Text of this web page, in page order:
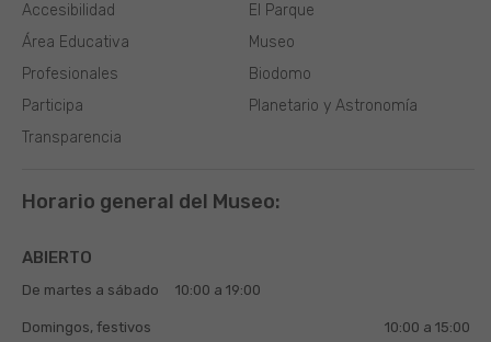
El Parque
Museo
Biodomo
Planetario y Astronomía
Área Educativa
Profesionales
Participa
Transparencia
Accesibilidad
Horario general del Museo:
ABIERTO
De martes a sábado 10:00 a 19:00
Domingos, festivos 10:00 a 15:00